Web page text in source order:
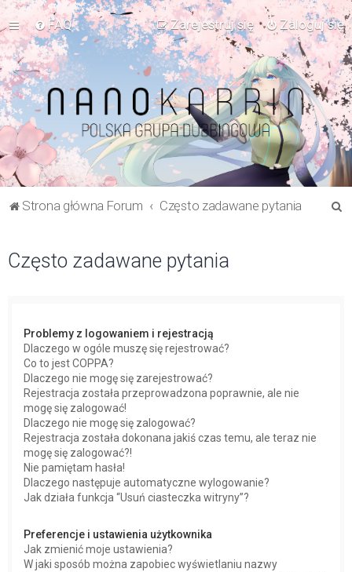
FAQ Zaloguj się
Zarejestruj się
Strona główna Forum Często zadawane pytania
Często zadawane pytania
Problemy z logowaniem i rejestracją
Dlaczego w ogóle muszę się rejestrować?
Co to jest COPPA?
Dlaczego nie mogę się zarejestrować?
Rejestracja została przeprowadzona poprawnie, ale nie
mogę się zalogować!
Dlaczego nie mogę się zalogować?
Rejestracja została dokonana jakiś czas temu, ale teraz nie
mogę się zalogować?!
Nie pamiętam hasła!
Dlaczego następuje automatyczne wylogowanie?
Jak działa funkcja “Usuń ciasteczka witryny”?
Preferencje i ustawienia użytkownika
Jak zmienić moje ustawienia?
W jaki sposób można zapobiec wyświetlaniu nazwy